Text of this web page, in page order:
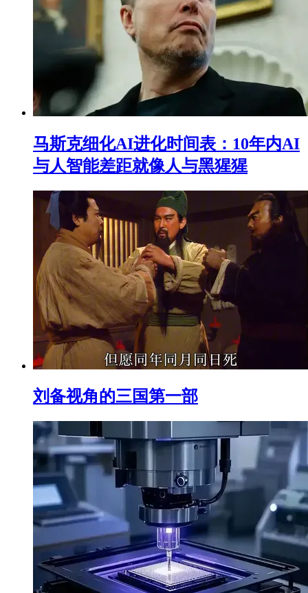
马斯克细化AI进化时间表：10年内AI
与人智能差距就像人与黑猩猩
刘备视角的三国第一部